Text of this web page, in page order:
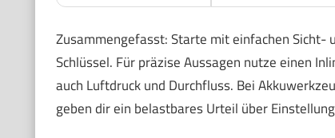
Zusammengefasst: Starte mit einfachen Sicht-
Schlüssel. Für präzise Aussagen nutze einen
auch Luftdruck und Durchfluss. Bei
geben dir ein belastbares Urteil über